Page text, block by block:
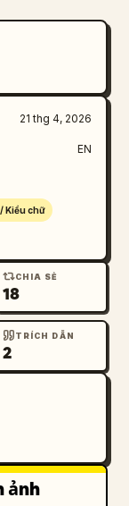
21 thg 4, 2026
EN
Kiểu chữ
CHIA SẺ
18
TRÍCH DẪN
2
ảnh